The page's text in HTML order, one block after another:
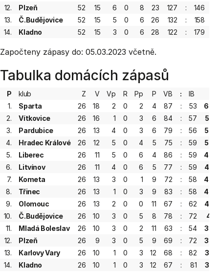
12.
Plzeň 52 15 6 0 8 23 127 : 146
13.
Č.Budějovice 52 15 5 0 6 26 132 : 158
14.
Kladno 52 15 3 0 6 28 122 : 179
Započteny zápasy do: 05.03.2023 včetně.
Tabulka domácích zápasů
P klub Z V Vp R Pp P VB : IB
1.
Sparta 26 18 2 0 2 4 87 : 53
60
2.
Vítkovice 26 16 1 0 3 6 84 : 57
53
3.
Pardubice 26 13 4 0 3 6 79 : 56
50
4.
Hradec Králové 26 12 5 0 4 5 75 : 59
50
5.
Liberec 26 11 5 0 6 4 86 : 59
49
6.
Litvínov 26 11 4 0 6 5 77 : 59
47
7.
Kometa 26 13 3 0 1 9 72 : 58
46
8.
Třinec 26 13 1 0 3 9 83 : 58
44
9.
Olomouc 26 13 2 0 0 11 67 : 62
43
10.
Č.Budějovice 26 10 3 0 5 8 78 : 72
41
11.
Mladá Boleslav 26 10 3 0 2 11 63 : 54
38
12.
Plzeň 26 9 3 0 5 9 69 : 72
38
13.
Karlovy Vary 26 10 1 0 3 12 68 : 82
35
14.
Kladno 26 10 1 0 3 12 67 : 81 35